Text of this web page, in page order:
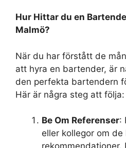
Hur Hittar du en
Malmö?
När du har förstått de
att hyra en bartender, är
den perfekta bartendern
Här är några steg att följa:
Be Om Referenser:
eller kollegor om de
rekommendationer.